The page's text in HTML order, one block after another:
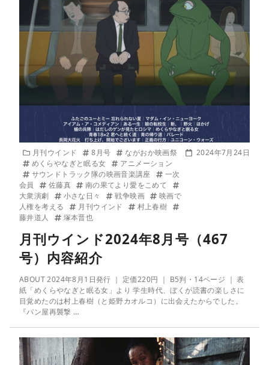
月刊ウインド 8月号
ながおか映画祭
めくらやなぎと眠る女
アニメーション
サウンドトラック隊の映画音楽講座
一次
会員
佐藤真
南の果てより愛をこめて
大衆演劇
小さな日々 戦争映画
映画で
人権を考える
月刊ウインド
村上春樹
藤井道人
塚本晋也
2024年7月24日
月刊ウインド2024年8月号（467
号）内容紹介
ABOUT 2024年8月1日発行 ｜ 定価220円 ｜ B5判・14ページ ｜ 表
紙「めくらやなぎと眠る女」より 学生時代、ぼくが読書の楽しさに
目覚めたのは村上春樹（と姫野カオルコ）に出会えたからでした。
『パン屋再襲撃 …